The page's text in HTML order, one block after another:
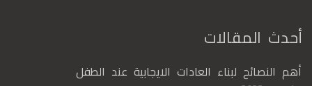
أحدث المقالات
أهم النصائح لبناء العادات الايجابية عند الطفل